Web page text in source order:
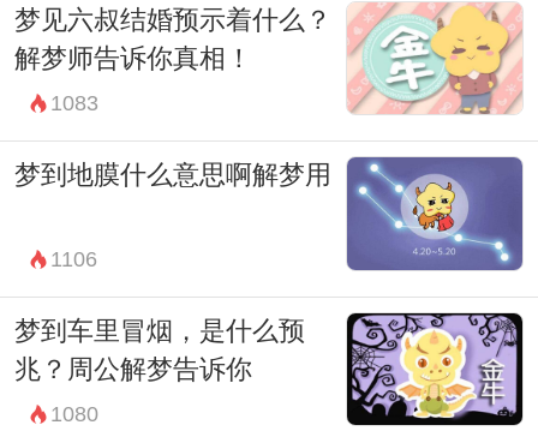
行深入的反思和探索。通过理解和解读梦
境，我们可以更好地认识自己，指引我们走
向更好的未来。
梦见六叔结婚预示着什么？
解梦师告诉你真相！
1083
梦到地膜什么意思啊解梦用
1106
梦到车里冒烟，是什么预
兆？周公解梦告诉你
1080